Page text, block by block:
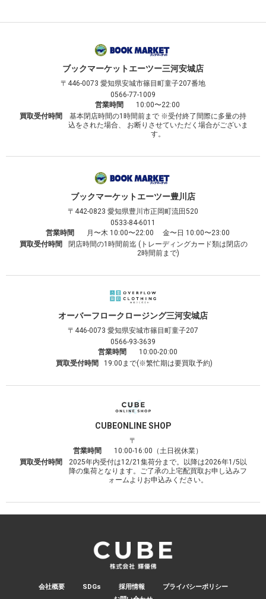
ブックマーケットエーツー三河安城店
〒446-0073 愛知県安城市篠目町童子207番地
0566-77-1009
営業時間
10:00〜22:00
買取受付時間
基本閉店時間の1時間前まで ※受付終了間際に多量の持
込をされた場合、 お断りさせていただく場合がございま
す。
ブックマーケットエーツー豊川店
〒442-0823 愛知県豊川市正岡町流田520
0533-84-6011
営業時間
月〜木 10:00〜22:00 金〜日 10:00〜23:00
買取受付時間
閉店時間の1時間前迄 (トレーディングカード類は閉店の
2時間前まで)
オーバーフロークロージング三河安城店
〒446-0073 愛知県安城市篠目町童子207
0566-93-3639
営業時間
10:00-20:00
買取受付時間
19:00まで(※繁忙期は要買取予約)
CUBEONLINE SHOP
〒
営業時間
10:00-16:00（土日祝休業）
買取受付時間
2025年内受付は12/21集荷分まで。以降は2026年1/5以
降の集荷となります。ご了承の上宅配買取お申し込みフ
ォームよりお申込みください。
会社概要 SDGs 採用情報
プライバシーポリシー